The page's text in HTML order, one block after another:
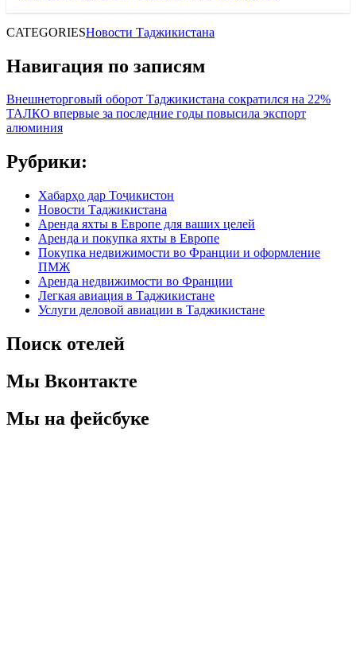
CATEGORIESНовости Таджикистана
Навигация по записям
Внешнеторговый оборот Таджикистана сократился на 22%
ТАЛКО впервые за последние годы повысила экспорт
алюминия
Рубрики:
Хабарҳо дар Тоҷикистон
Новости Таджикистана
Аренда яхты в Европе для ваших целей
Аренда и покупка яхты в Европе
Покупка недвижимости во Франции и оформление
ПМЖ
Аренда недвижимости во Франции
Легкая авиация в Таджикистане
Услуги деловой авиации в Таджикистане
Поиск отелей
Мы Вконтакте
Мы на фейсбуке